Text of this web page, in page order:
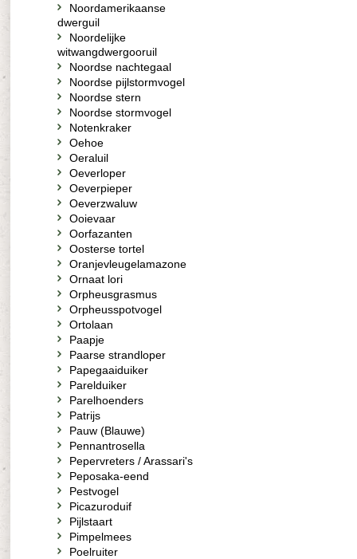
Noordamerikaanse
dwerguil
Noordelijke
witwangdwergooruil
Noordse nachtegaal
Noordse pijlstormvogel
Noordse stern
Noordse stormvogel
Notenkraker
Oehoe
Oeraluil
Oeverloper
Oeverpieper
Oeverzwaluw
Ooievaar
Oorfazanten
Oosterse tortel
Oranjevleugelamazone
Ornaat lori
Orpheusgrasmus
Orpheusspotvogel
Ortolaan
Paapje
Paarse strandloper
Papegaaiduiker
Parelduiker
Parelhoenders
Patrijs
Pauw (Blauwe)
Pennantrosella
Pepervreters / Arassari's
Peposaka-eend
Pestvogel
Picazuroduif
Pijlstaart
Pimpelmees
Poelruiter